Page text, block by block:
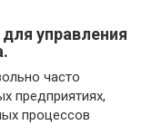
управления
часто
предприятиях,
процессов